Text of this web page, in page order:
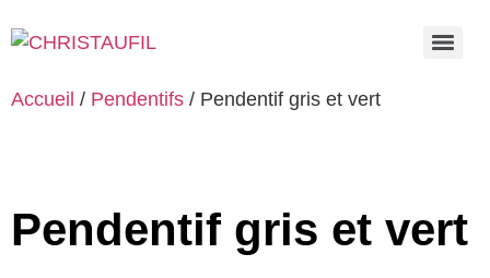
Accueil / Pendentifs / Pendentif gris et vert
Pendentif gris et vert